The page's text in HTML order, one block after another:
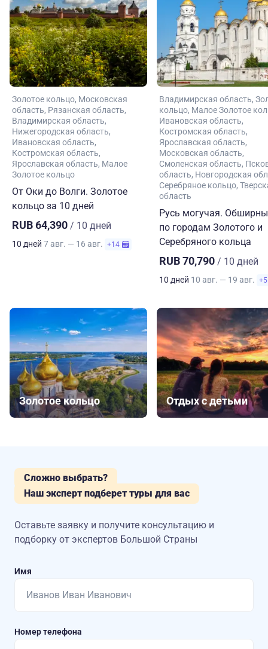
Золотое кольцо Московская
область Рязанская область
Владимирская область
Нижегородская область
Ивановская область
Костромская область
Ярославская область Малое
Золотое кольцо
От Оки до Волги. Золотое
кольцо за 10 дней
RUB 64,390 / 10 дней
10 дней 7 авг. — 16 авг. +14
Владимирская область
кольцо Малое Золотое
Ивановская область
Костромская область
Ярославская область
Московская область
Смоленская область
область Новгородская
Серебряное кольцо
область
Русь могучая.
по городам Золотого и
Серебряного кольца
RUB 70,790 / 10 дней
10 дней 10 авг. — 19 авг. +5
Золотое кольцо Отдых с детьми
Сложно выбрать?
Наш эксперт подберет туры для вас
Оставьте заявку и получите консультацию и
подборку от экспертов Большой Страны
Имя
Номер телефона